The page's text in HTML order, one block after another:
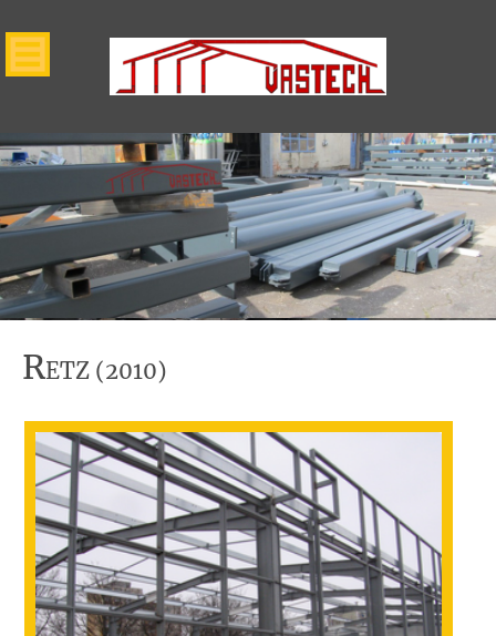
RETZ (2010)